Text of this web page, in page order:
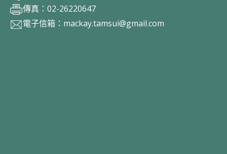
傳真：02-26220647
電子信箱： mackay.tamsui@gmail.com